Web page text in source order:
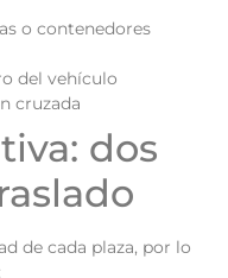
o contenedores
del vehículo
cruzada
dos
de cada plaza, por lo